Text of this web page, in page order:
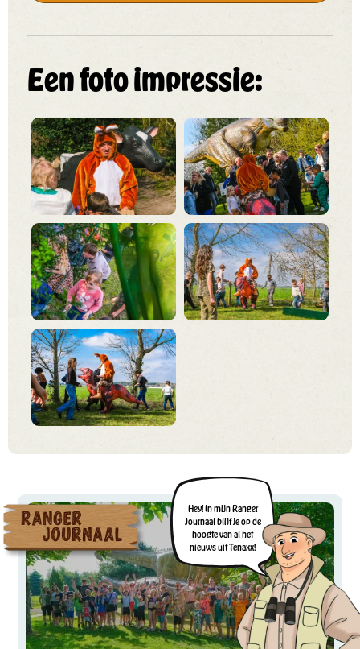
Een foto impressie:
Hey! In mijn Ranger
Journaal blijf je op de
hoogte van al het
nieuws uit Tenaxx!